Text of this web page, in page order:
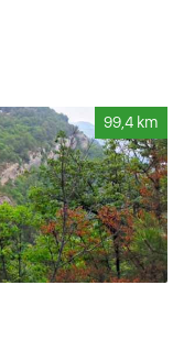
99,4 km